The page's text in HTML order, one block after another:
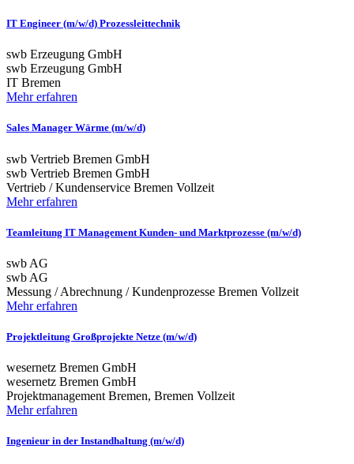
IT Engineer (m/w/d) Prozessleittechnik
swb Erzeugung GmbH
swb Erzeugung GmbH
IT Bremen
Mehr erfahren
Sales Manager Wärme (m/w/d)
swb Vertrieb Bremen GmbH
swb Vertrieb Bremen GmbH
Vertrieb / Kundenservice Bremen Vollzeit
Mehr erfahren
Teamleitung IT Management Kunden- und Marktprozesse (m/w/d)
swb AG
swb AG
Messung / Abrechnung / Kundenprozesse Bremen Vollzeit
Mehr erfahren
Projektleitung Großprojekte Netze (m/w/d)
wesernetz Bremen GmbH
wesernetz Bremen GmbH
Projektmanagement Bremen, Bremen Vollzeit
Mehr erfahren
Ingenieur in der Instandhaltung (m/w/d)